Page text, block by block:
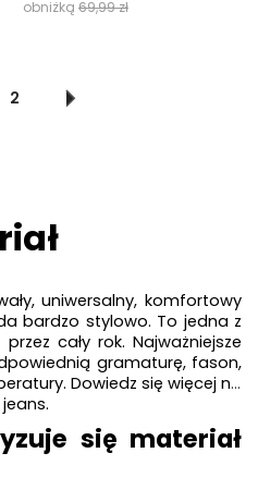
obniżką 69,99 zł
2
uniwersalny, komfortowy
bardzo stylowo. To jedna z
cały rok. Najważniejsze
gramaturę, fason,
Dowiedz się więcej na
się materiał